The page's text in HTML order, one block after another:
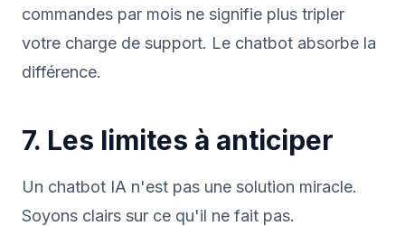
commandes par mois ne signifie plus tripler
votre charge de support. Le chatbot absorbe la
différence.
7. Les limites à anticiper
Un chatbot IA n'est pas une solution miracle.
Soyons clairs sur ce qu'il ne fait pas.